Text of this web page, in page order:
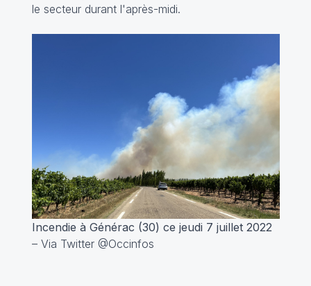
le secteur durant l'après-midi.
Incendie à Générac (30) ce jeudi 7 juillet 2022
– Via Twitter @Occinfos